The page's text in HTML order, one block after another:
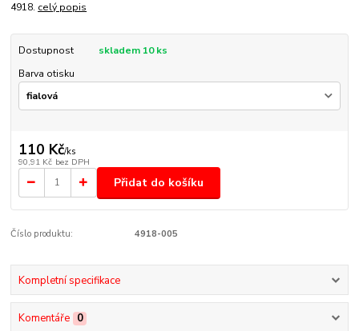
4918. celý popis
Dostupnost
skladem 10 ks
Barva otisku
110 Kč/ks
90,91 Kč bez DPH
Přidat do košíku
Číslo produktu: 4918-005
Kompletní specifikace
Komentáře 0